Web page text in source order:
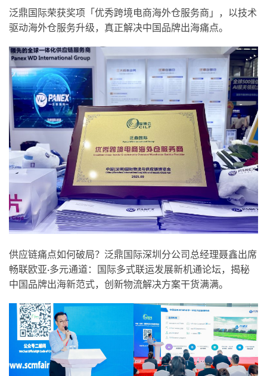
泛鼎国际荣获奖项「优秀跨境电商海外仓服务商」，以技术
驱动海外仓服务升级，真正解决中国品牌出海痛点。
供应链痛点如何破局？泛鼎国际深圳分公司总经理聂鑫出席
畅联欧亚·多元通道：国际多式联运发展新机通论坛，揭秘
中国品牌出海新范式，创新物流解决方案干货满满。